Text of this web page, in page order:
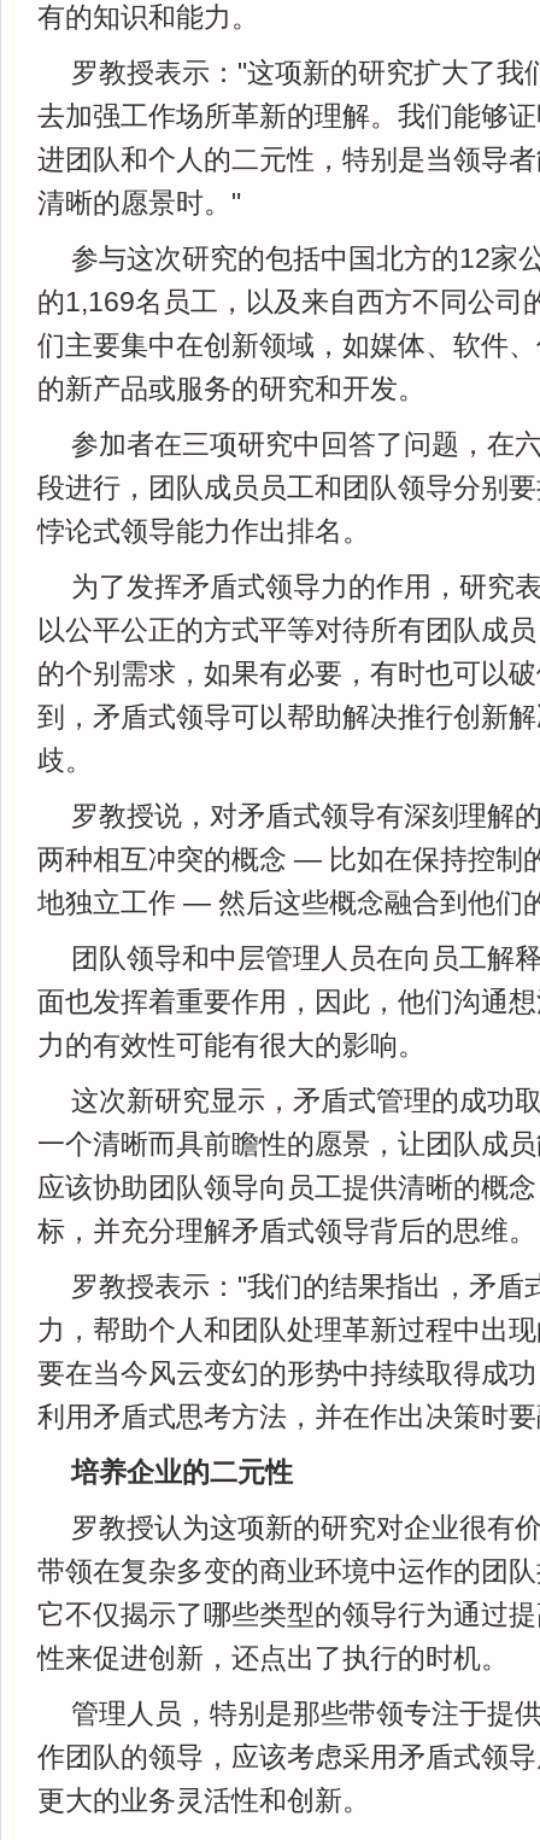
有的知识和能力。
罗教授表示："这项新的研究扩大了我
去加强工作场所革新的理解。我们能够
进团队和个人的二元性，特别是当领导
清晰的愿景时。"
参与这次研究的包括中国北方的12家
的1,169名员工，以及来自西方不同公司
们主要集中在创新领域，如媒体、软件
的新产品或服务的研究和开发。
参加者在三项研究中回答了问题，在
段进行，团队成员员工和团队领导分别
悖论式领导能力作出排名。
为了发挥矛盾式领导力的作用，研究
以公平公正的方式平等对待所有团队成
的个别需求，如果有必要，有时也可以
到，矛盾式领导可以帮助解决推行创新
歧。
罗教授说，对矛盾式领导有深刻理解
两种相互冲突的概念 — 比如在保持控制
地独立工作 — 然后这些概念融合到他们
团队领导和中层管理人员在向员工解
面也发挥着重要作用，因此，他们沟通
力的有效性可能有很大的影响。
这次新研究显示，矛盾式管理的成功
一个清晰而具前瞻性的愿景，让团队成
应该协助团队领导向员工提供清晰的概
标，并充分理解矛盾式领导背后的思维。
罗教授表示："我们的结果指出，矛盾
力，帮助个人和团队处理革新过程中出
要在当今风云变幻的形势中持续取得成
利用矛盾式思考方法，并在作出决策时
培养企业的二元性
罗教授认为这项新的研究对企业很有
带领在复杂多变的商业环境中运作的团
它不仅揭示了哪些类型的领导行为通过
性来促进创新，还点出了执行的时机。
管理人员，特别是那些带领专注于提
作团队的领导，应该考虑采用矛盾式领
更大的业务灵活性和创新。